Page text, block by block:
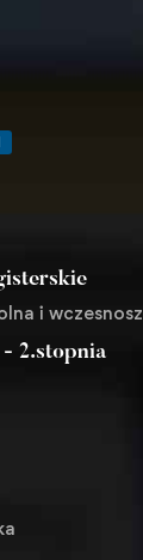
i
2.stopnia